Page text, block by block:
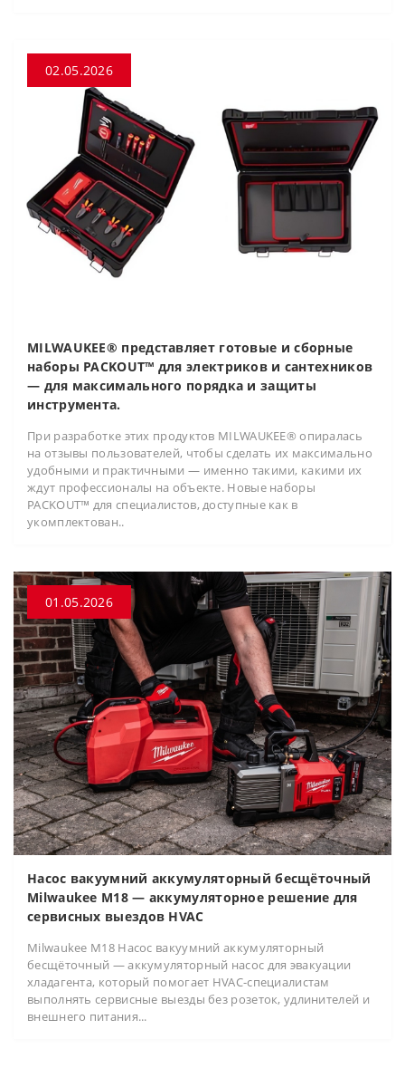
02.05.2026
MILWAUKEE® представляет готовые и сборные
наборы PACKOUT™ для электриков и сантехников
— для максимального порядка и защиты
инструмента.
При разработке этих продуктов MILWAUKEE® опиралась
на отзывы пользователей, чтобы сделать их максимально
удобными и практичными — именно такими, какими их
ждут профессионалы на объекте. Новые наборы
PACKOUT™ для специалистов, доступные как в
укомплектован..
01.05.2026
Насос вакуумний аккумуляторный бесщёточный
Milwaukee M18 — аккумуляторное решение для
сервисных выездов HVAC
Milwaukee M18 Насос вакуумний аккумуляторный
бесщёточный — аккумуляторный насос для эвакуации
хладагента, который помогает HVAC-специалистам
выполнять сервисные выезды без розеток, удлинителей и
внешнего питания...